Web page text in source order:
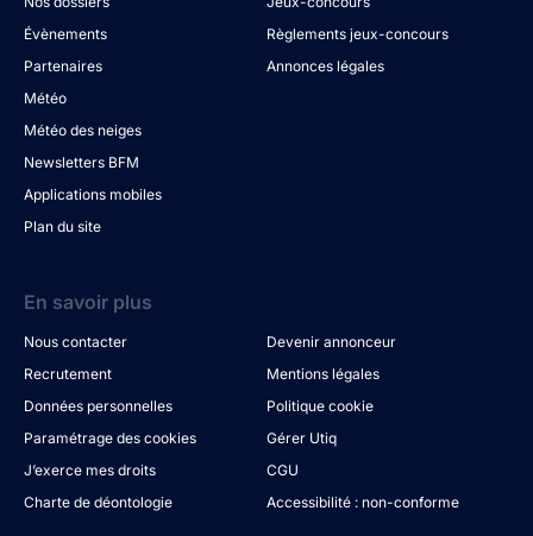
Évènements
Partenaires
Météo
Météo des neiges
Newsletters BFM
Applications mobiles
Plan du site
Règlements jeux-concours
Annonces légales
En savoir plus
Nous contacter
Devenir annonceur
Recrutement
Mentions légales
Données personnelles
Politique cookie
Paramétrage des cookies
Gérer Utiq
J’exerce mes droits
CGU
Charte de déontologie
Accessibilité : non-conforme